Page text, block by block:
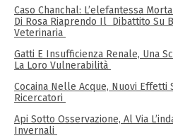
Caso Chanchal: L’elefantessa
Di Rosa Riaprendo Il Dibattito Su
Veterinaria
Gatti E Insufficienza Renale, Una
La Loro Vulnerabilità
Cocaina Nelle Acque, Nuovi Effetti
Ricercatori
Api Sotto Osservazione, Al Via
Invernali